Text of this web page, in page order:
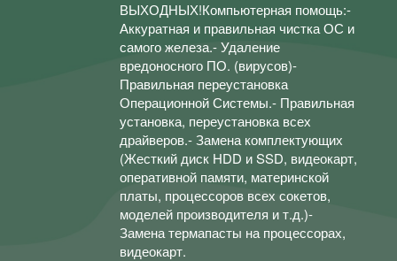
ВЫХОДНЫХ!Компьютерная помощь:-
Аккуратная и правильная чистка ОС и
самого железа.- Удаление
вредоносного ПО. (вирусов)-
Правильная переустановка
Операционной Системы.- Правильная
установка, переустановка всех
драйверов.- Замена комплектующих
(Жесткий диск HDD и SSD, видеокарт,
оперативной памяти, материнской
платы, процессоров всех сокетов,
моделей производителя и т.д.)-
Замена термапасты на процессорах,
видеокарт.